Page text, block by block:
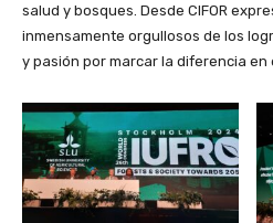
salud y bosques. Desde CIFOR
inmensamente orgullosos de los
y pasión por marcar la diferencia en